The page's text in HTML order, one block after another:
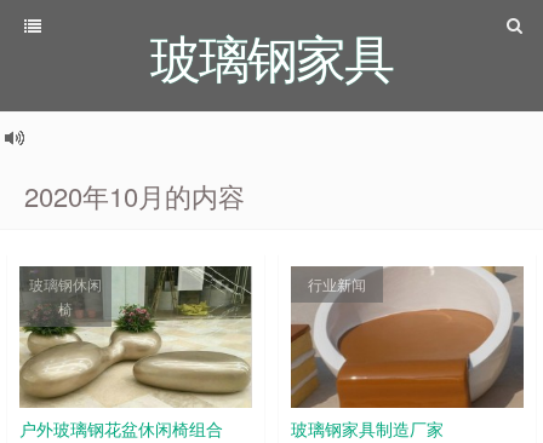
玻璃钢家具
2020年10月的内容
玻璃钢休闲
椅
户外玻璃钢花盆休闲椅组合
行业新闻
玻璃钢家具制造厂家